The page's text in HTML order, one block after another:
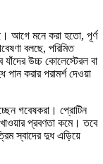
আগে মনে করা হতো, পূর্ণ
বলছে, পরিমিত
উচ্চ কোলেস্টেরল বা
করার পরামর্শ দেওয়া
গবেষকরা। প্রোটিন
প্রবণতা কমে। তবে
স্বাদের দুধ এড়িয়ে